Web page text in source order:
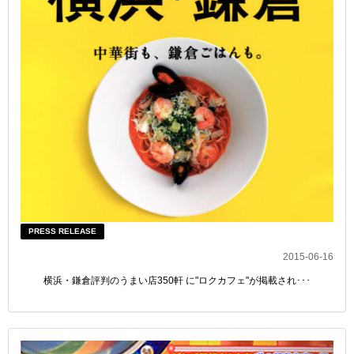
PRESS RELEASE
2015-06-16
横浜・鎌倉評判のうまい店350軒 に"ロクカフェ"が掲載され･･･